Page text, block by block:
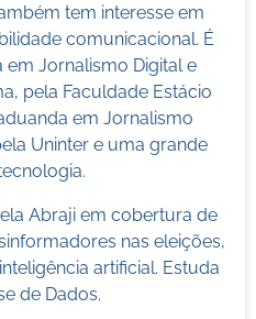
tem interesse em
comunicacional. É
Jornalismo Digital e
pela Faculdade Estácio
em Jornalismo
Uninter e uma grande
Abraji em cobertura de
nas eleições,
artificial. Estuda
de Dados.